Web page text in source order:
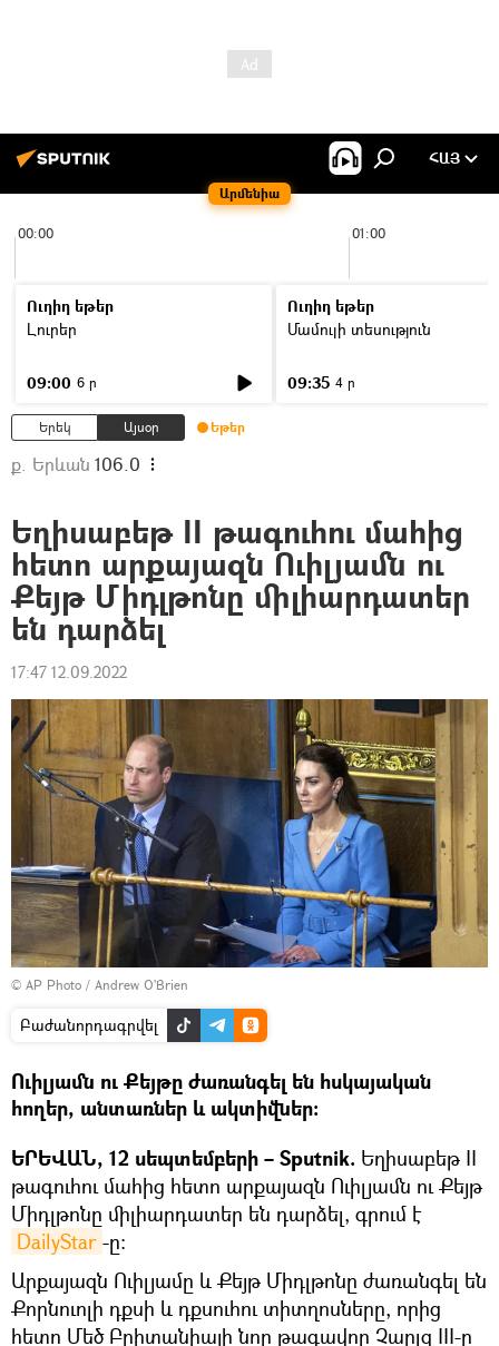
Արմենիա
ՀԱՅ
00:00 01:00
Ուղիղ եթեր
Լուրեր
09:00 6 ր
Ուղիղ եթեր
Մամուլի տեսություն
09:35 4 ր
Երեկ Այսօր Եթեր
ք. Երևան 106.0
Եղիսաբեթ II թագուհու մահից
հետո արքայազն Ուիլյամն ու
Քեյթ Միդլթոնը միլիարդատեր
են դարձել
17:47 12.09.2022
© AP Photo / Andrew O'Brien
Բաժանորդագրվել
Ուիլյամն ու Քեյթը ժառանգել են հսկայական
հողեր, անտառներ և ակտիվներ:
ԵՐԵՎԱՆ, 12 սեպտեմբերի – Sputnik. Եղիսաբեթ II
թագուհու մահից հետո արքայազն Ուիլյամն ու Քեյթ
Միդլթոնը միլիարդատեր են դարձել, գրում է
DailyStar -ը։
Արքայազն Ուիլյամը և Քեյթ Միդլթոնը ժառանգել են
Քորնուոլի դքսի և դքսուհու տիտղոսները, որից
հետո Մեծ Բրիտանիայի նոր թագավոր Չարլզ III-ը